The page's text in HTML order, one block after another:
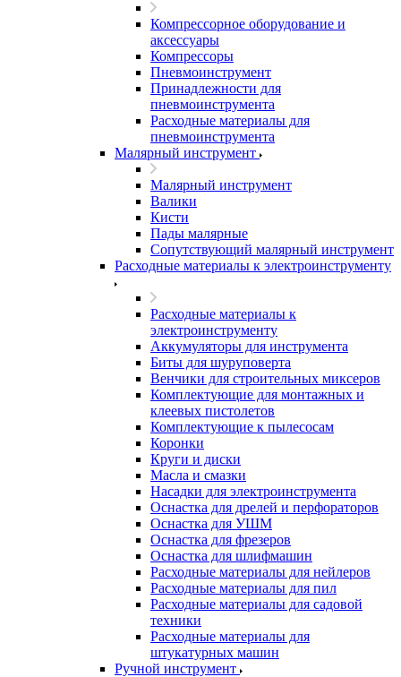
Компрессорное оборудование и
аксессуары
Компрессоры
Пневмоинструмент
Принадлежности для
пневмоинструмента
Расходные материалы для
пневмоинструмента
Малярный инструмент
Малярный инструмент
Валики
Кисти
Пады малярные
Сопутствующий малярный инструмент
Расходные материалы к электроинструменту
Расходные материалы к
электроинструменту
Аккумуляторы для инструмента
Биты для шуруповерта
Венчики для строительных миксеров
Комплектующие для монтажных и
клеевых пистолетов
Комплектующие к пылесосам
Коронки
Круги и диски
Масла и смазки
Насадки для электроинструмента
Оснастка для дрелей и перфораторов
Оснастка для УШМ
Оснастка для фрезеров
Оснастка для шлифмашин
Расходные материалы для нейлеров
Расходные материалы для пил
Расходные материалы для садовой
техники
Расходные материалы для
штукатурных машин
Ручной инструмент